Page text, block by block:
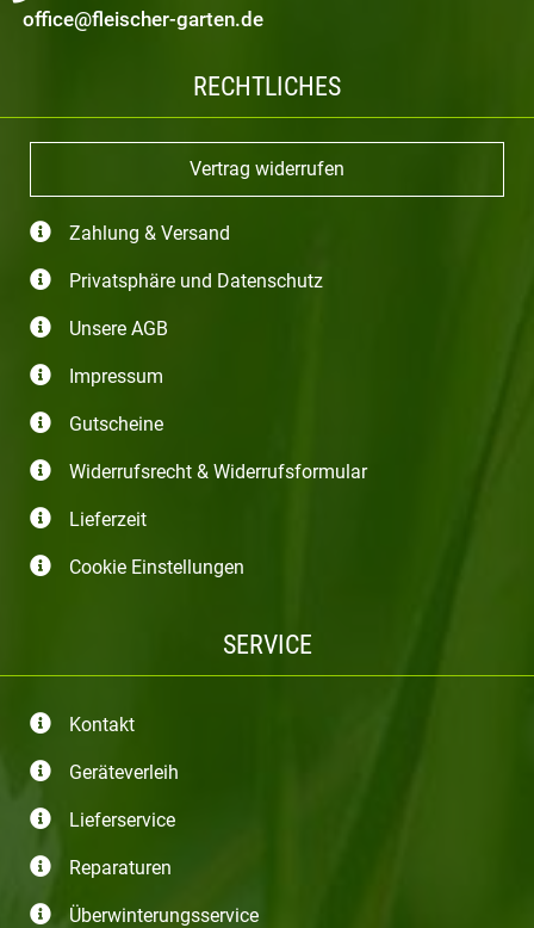
office@fleischer-garten.de
RECHTLICHES
Vertrag widerrufen
Zahlung & Versand
Privatsphäre und Datenschutz
Unsere AGB
Impressum
Gutscheine
Widerrufsrecht & Widerrufsformular
Lieferzeit
Cookie Einstellungen
SERVICE
Kontakt
Geräteverleih
Lieferservice
Reparaturen
Überwinterungsservice